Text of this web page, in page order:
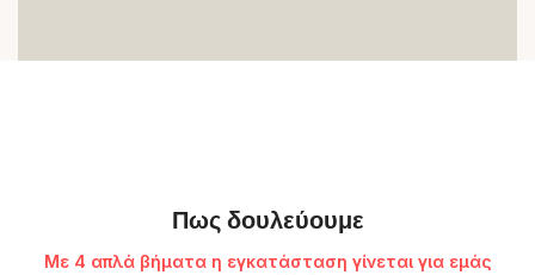
Πως δουλεύουμε
Με 4 απλά βήματα η εγκατάσταση γίνεται για εμάς